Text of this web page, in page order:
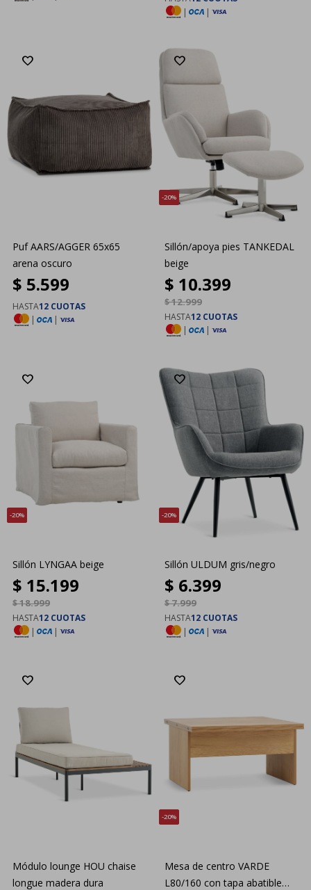
|
|
Puf AARS/AGGER 65x65
arena oscuro
$ 5.599
HASTA12 CUOTAS
|
|
20
Sillón/apoya pies TANKEDAL
beige
$ 10.399
$12.999
HASTA12 CUOTAS
|
|
20
Sillón LYNGAA beige
$ 15.199
$18.999
HASTA12 CUOTAS
|
|
20
Sillón ULDUM gris/negro
$ 6.399
$7.999
HASTA12 CUOTAS
|
|
Módulo lounge HOU chaise
longue madera dura
20
Mesa de centro VARDE
L80/160 con tapa abatible